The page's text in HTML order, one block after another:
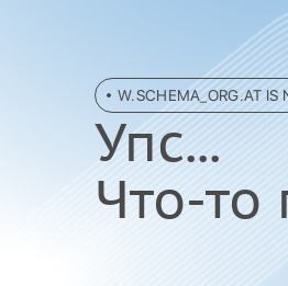
W.SCHEMA_ORG.AT IS
Упc...
Что-то